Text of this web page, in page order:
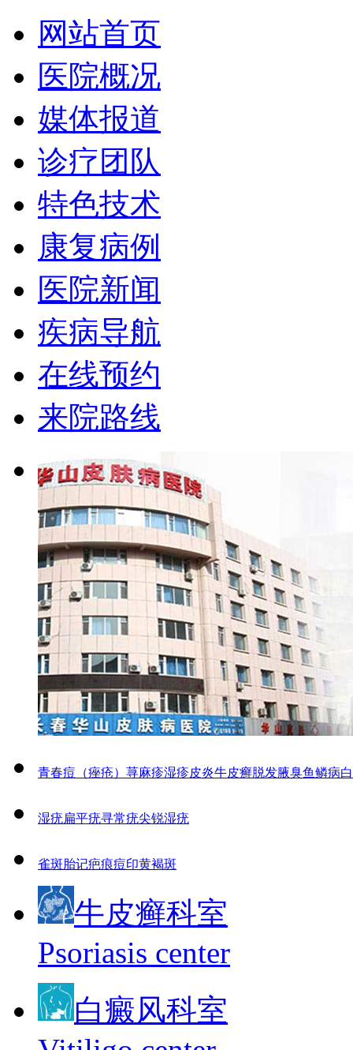
网站首页
医院概况
媒体报道
诊疗团队
特色技术
康复病例
医院新闻
疾病导航
在线预约
来院路线
青春痘（痤疮） 荨麻疹湿疹皮炎牛皮癣脱发腋臭鱼鳞病
湿疣扁平疣寻常疣尖锐湿疣
雀斑胎记疤痕痘印黄褐斑
牛皮癣科室
Psoriasis center
白癜风科室